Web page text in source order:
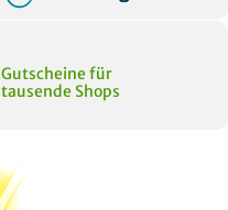
Gutscheine für
tausende Shops